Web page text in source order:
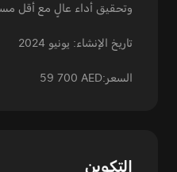
وتحقيق أداء عالٍ مع أقل
تاريخ الإنشاء: يونيو 2024
السعر:59 700 AED
التكوين